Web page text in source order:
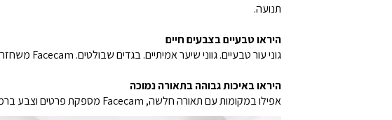
תנועה.
היראו טבעיים בצבעים חיים
גוני עור טבעיים. גווני שיער אמיתיים. בגדים שבולטים. Facecam משחזרת צבע בדיוק ובעומק רב יותר, מה שגורם לקהל שלכם להרגיש כאילו הם ממש שם איתכם.
היראו באיכות גבוהה בתאורה נמוכה
אפילו במקומות עם תאורה חלשה, Facecam מספקת פרטים וצבע ברמה הבאה. אז בין אם אתם בחדר גיימינג חשוך או עובדים מאוחר במשרד, לא תישארו בצללים.